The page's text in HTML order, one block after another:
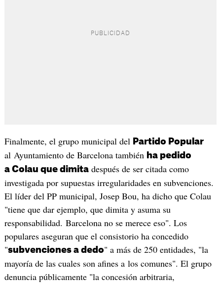
Finalmente, el grupo municipal del Partido Popular
al Ayuntamiento de Barcelona también ha pedido
a Colau que dimitadespués de ser citada como
investigada por supuestas irregularidades en subvenciones.
El líder del PP municipal, Josep Bou, ha dicho que Colau
"tiene que dar ejemplo, que dimita y asuma su
responsabilidad. Barcelona no se merece eso". Los
populares aseguran que el consistorio ha concedido
"subvenciones a dedo" a más de 250 entidades, "la
mayoría de las cuales son afines a los comunes". El grupo
denuncia públicamente "la concesión arbitraria,